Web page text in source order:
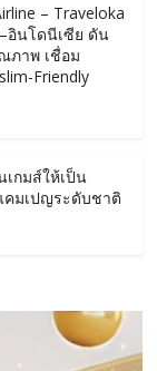
– Traveloka
อินโดนีเซีย ดัน
ภาพ เชื่อม
Friendly
เกมส์ให้เป็น
มเปญระดับชาติ